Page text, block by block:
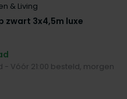
& Living
zwart 3x4,5m luxe
- Vóór 21:00 besteld, morgen